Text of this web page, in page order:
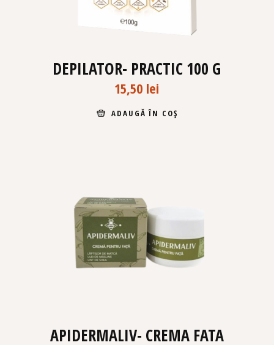
DEPILATOR- PRACTIC 100 G
15,50 lei
ADAUGĂ ÎN COȘ
APIDERMALIV- CREMA FATA